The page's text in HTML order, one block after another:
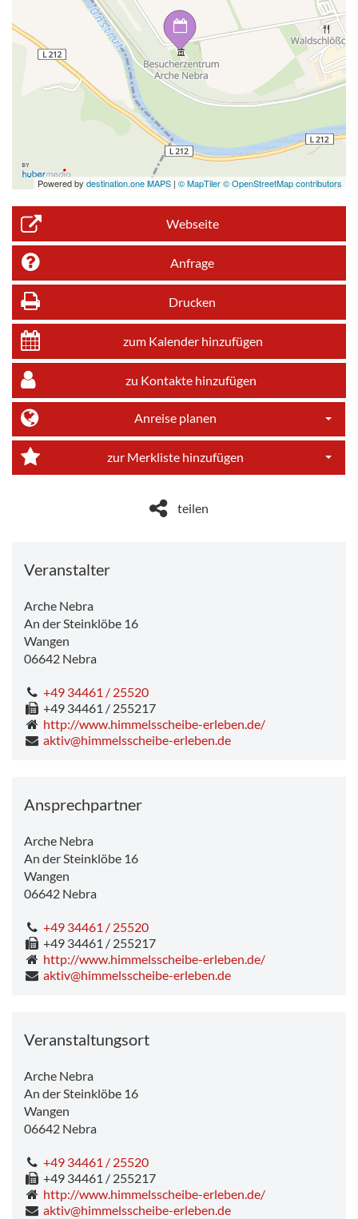
Powered by destination.one MAPS | © MapTiler © OpenStreetMap contributors
Webseite
Anfrage
Drucken
zum Kalender hinzufügen
zu Kontakte hinzufügen
Anreise planen
zur Merkliste hinzufügen
teilen
Veranstalter
Arche Nebra
An der Steinklöbe 16
Wangen
06642 Nebra
+49 34461 / 25520
+49 34461 / 255217
http://www.himmelsscheibe-erleben.de/
aktiv@himmelsscheibe-erleben.de
Ansprechpartner
Arche Nebra
An der Steinklöbe 16
Wangen
06642 Nebra
+49 34461 / 25520
+49 34461 / 255217
http://www.himmelsscheibe-erleben.de/
aktiv@himmelsscheibe-erleben.de
Veranstaltungsort
Arche Nebra
An der Steinklöbe 16
Wangen
06642 Nebra
+49 34461 / 25520
+49 34461 / 255217
http://www.himmelsscheibe-erleben.de/
aktiv@himmelsscheibe-erleben.de